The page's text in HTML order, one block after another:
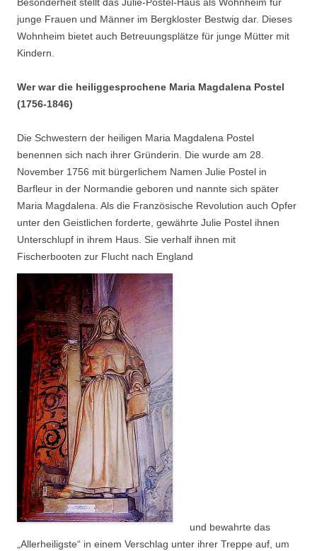
Besonderheit stellt das Julie-Postel-Haus als Wohnheim für
junge Frauen und Männer im Bergkloster Bestwig dar. Dieses
Wohnheim bietet auch Betreuungsplätze für junge Mütter mit
Kindern.
Wer war die heiliggesprochene Maria Magdalena Postel
(1756-1846)
Die Schwestern der heiligen Maria Magdalena Postel
benennen sich nach ihrer Gründerin. Die wurde am 28.
November 1756 mit bürgerlichem Namen Julie Postel in
Barfleur in der Normandie geboren und nannte sich später
Maria Magdalena. Als die Französische Revolution auch Opfer
unter den Geistlichen forderte, gewährte Julie Postel ihnen
Unterschlupf in ihrem Haus. Sie verhalf ihnen mit
Fischerbooten zur Flucht nach England
und bewahrte das
„Allerheiligste“ in einem Verschlag unter ihrer Treppe auf, um